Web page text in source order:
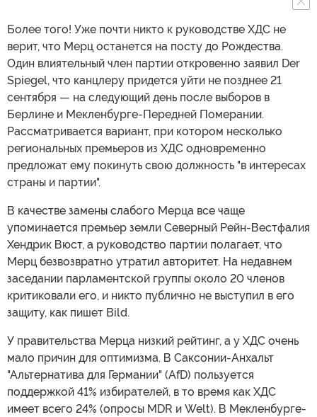
Более того! Уже почти никто к руководстве ХДС не
верит, что Мерц останется на посту до Рождества.
Один влиятельный член партии откровенно заявил Der
Spiegel, что канцлеру придется уйти не позднее 21
сентября — на следующий день после выборов в
Берлине и Мекленбурге-Передней Померании.
Рассматривается вариант, при котором несколько
региональных премьеров из ХДС одновременно
предложат ему покинуть свою должность "в интересах
страны и партии".
В качестве замены слабого Мерца все чаще
упоминается премьер земли Северный Рейн-Вестфалия
Хендрик Вюст, а руководство партии полагает, что
Мерц безвозвратно утратил авторитет. На недавнем
заседании парламентской группы около 20 членов
критиковали его, и никто публично не выступил в его
защиту, как пишет Bild.
У правительства Мерца низкий рейтинг, а у ХДС очень
мало причин для оптимизма. В Саксонии-Анхальт
"Альтернатива для Германии" (AfD) пользуется
поддержкой 41% избирателей, в то время как ХДС
имеет всего 24% (опросы MDR и Welt). В Мекленбурге-